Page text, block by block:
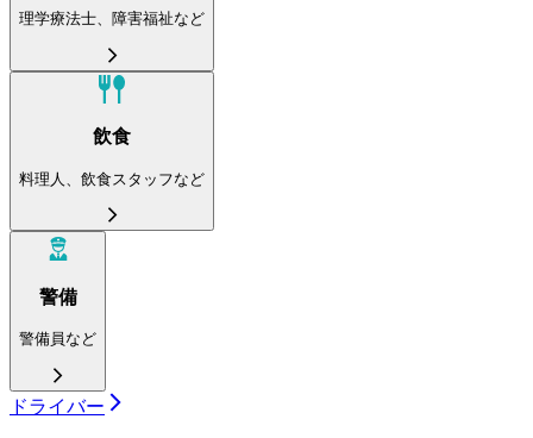
理学療法士、障害福祉など
飲食
料理人、飲食スタッフなど
警備
警備員など
ドライバー